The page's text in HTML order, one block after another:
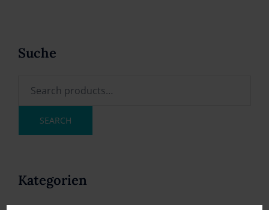
Suche
SEARCH
Kategorien